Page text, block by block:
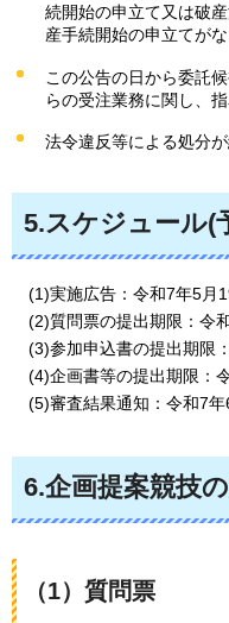
続開始の申立て又は破
産手続開始の申立てが
この公告の日から委託
らの受注業務に関し、
法令違反等による処分
5.スケジュール(
(1)実施広告：令和7年5月
(2)質問票の提出期限：令
(3)参加申込書の提出期限
(4)企画書等の提出期限：
(5)審査結果通知：令和7
6.企画提案競技
（1）質問票